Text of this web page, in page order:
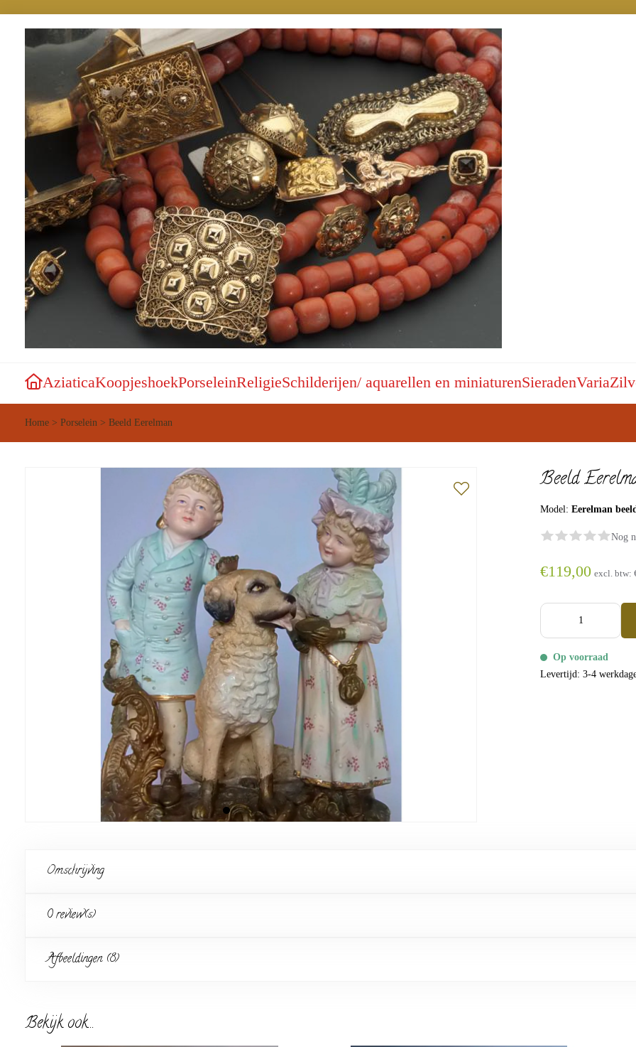
AziaticaKoopjeshoekPorseleinReligieSchilderijen/ aquarellen en miniaturenSieradenVaria
Home > Porselein > Beeld Eerelman
Beeld
Model:Eerelman
Nog
€119,00 excl. btw:
Op voorraad
Levertijd: 3-4
Omschrijving
0 review(s)
Afbeeldingen (8)
Bekijk ook...